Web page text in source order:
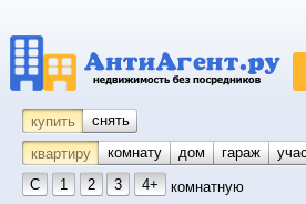
купить снять
квартиру
комнату койко-место
дом гараж
С
1 2 3 4+ комнатную